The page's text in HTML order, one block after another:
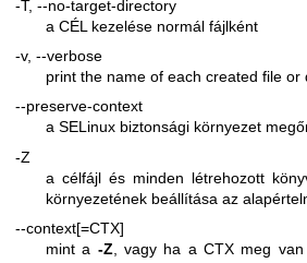
-T, --no-target-directory
a CÉL kezelése normál fájlként
-v, --verbose
print the name of each created file or
--preserve-context
a SELinux biztonsági környezet
-Z
a célfájl és minden létrehozott
környezetének beállítása az
--context[=CTX]
mint a -Z , vagy ha a CTX meg